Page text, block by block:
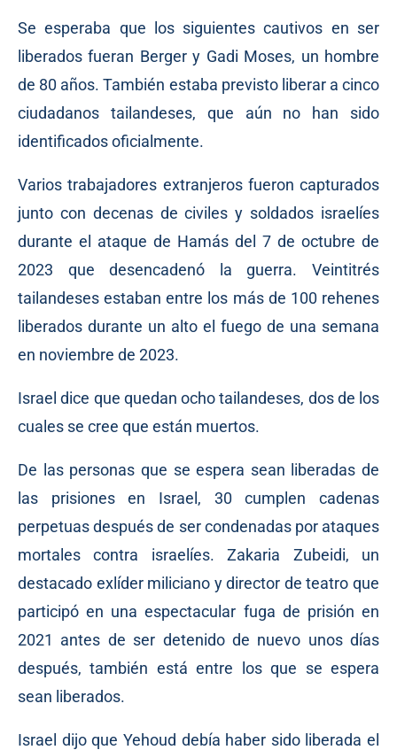
Se esperaba que los siguientes cautivos en ser
liberados fueran Berger y Gadi Moses, un hombre
de 80 años. También estaba previsto liberar a cinco
ciudadanos tailandeses, que aún no han sido
identificados oficialmente.
Varios trabajadores extranjeros fueron capturados
junto con decenas de civiles y soldados israelíes
durante el ataque de Hamás del 7 de octubre de
2023 que desencadenó la guerra. Veintitrés
tailandeses estaban entre los más de 100 rehenes
liberados durante un alto el fuego de una semana
en noviembre de 2023.
Israel dice que quedan ocho tailandeses, dos de los
cuales se cree que están muertos.
De las personas que se espera sean liberadas de
las prisiones en Israel, 30 cumplen cadenas
perpetuas después de ser condenadas por ataques
mortales contra israelíes. Zakaria Zubeidi, un
destacado exlíder miliciano y director de teatro que
participó en una espectacular fuga de prisión en
2021 antes de ser detenido de nuevo unos días
después, también está entre los que se espera
sean liberados.
Israel dijo que Yehoud debía haber sido liberada el